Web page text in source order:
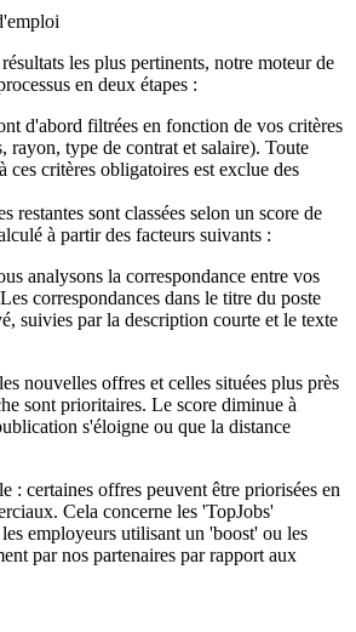
les plus pertinents, notre moteur de
en deux étapes :
d'abord filtrées en fonction de vos critères
rayon, type de contrat et salaire). Toute
ces critères obligatoires est exclue des
restantes sont classées selon un score de
à partir des facteurs suivants :
analysons la correspondance entre vos
correspondances dans le titre du poste
suivies par la description courte et le texte
nouvelles offres et celles situées plus près
sont prioritaires. Le score diminue à
s'éloigne ou que la distance
: certaines offres peuvent être priorisées en
Cela concerne les 'TopJobs'
employeurs utilisant un 'boost' ou les
par nos partenaires par rapport aux